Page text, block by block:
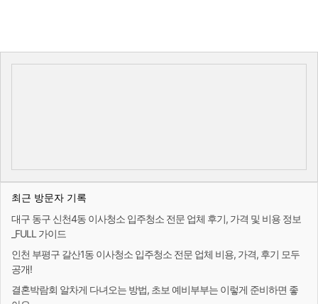
최근 방문자 기록
대구 동구 신천4동 이사청소 입주청소 전문 업체 후기, 가격 및 비용 정보
_FULL 가이드
인천 부평구 갈산1동 이사청소 입주청소 전문 업체 비용, 가격, 후기 모두
공개!
결혼박람회 알차게 다녀오는 방법, 초보 예비부부는 이렇게 준비하면 좋